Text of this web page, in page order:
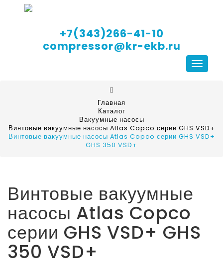
+7(343)266-41-10
compressor@kr-ekb.ru
Главная
Каталог
Вакуумные насосы
Винтовые вакуумные насосы Atlas Copco серии GHS VSD+
Винтовые вакуумные насосы Atlas Copco серии GHS VSD+
GHS 350 VSD+
Винтовые вакуумные
насосы Atlas Copco
серии GHS VSD+ GHS
350 VSD+